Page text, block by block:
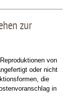
zur
von
oder nicht
die
in